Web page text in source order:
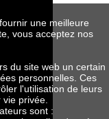
une meilleure
vous acceptez nos
du site web un certain
personnelles. Ces
l'utilisation de leurs
privée.
sont :